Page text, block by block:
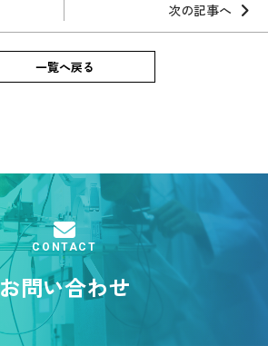
次の記事へ
一覧へ戻る
CONTACT
お問い合わせ